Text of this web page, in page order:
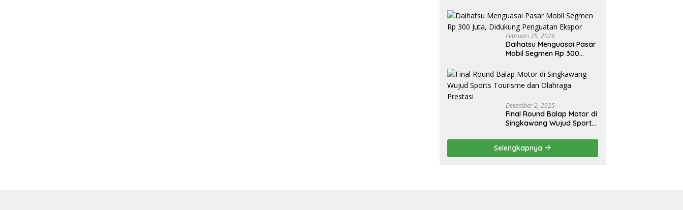
ip Sendiri, Tak Perlu Impor
Februari 25, 2026
Daihatsu Menguasai Pasar
Mobil Segmen Rp 300
Ekspor
Desember 2, 2025
Final Round Balap Motor di
Singkawang Wujud Sports
Prestasi
Selengkapnya